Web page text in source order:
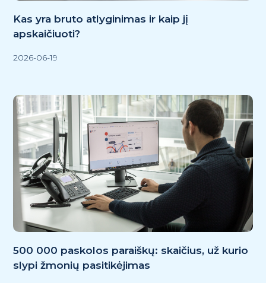
Kas yra bruto atlyginimas ir kaip jį
apskaičiuoti?
2026-06-19
500 000 paskolos paraiškų: skaičius, už kurio
slypi žmonių pasitikėjimas